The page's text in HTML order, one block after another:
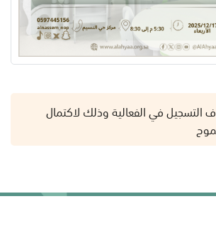
التسجيل في الفعالية وذلك لاكتمال